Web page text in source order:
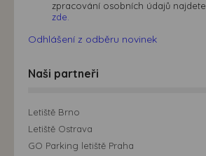
zpracování osobních údajů najdete
zde.
Odhlášení z odběru novinek
Naši partneři
Letiště Brno
Letiště Ostrava
GO Parking letiště Praha